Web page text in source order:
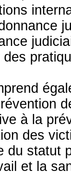
des
à la
des
du statut
et la